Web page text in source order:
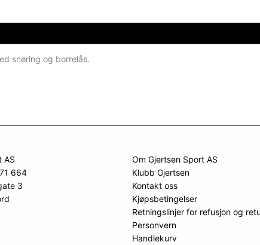
snøring og borrelås.
AS
664
3
Om Gjertsen Sport AS
Klubb Gjertsen
Kontakt oss
Kjøpsbetingelser
Retningslinjer for refusjon og
Personvern
Handlekurv